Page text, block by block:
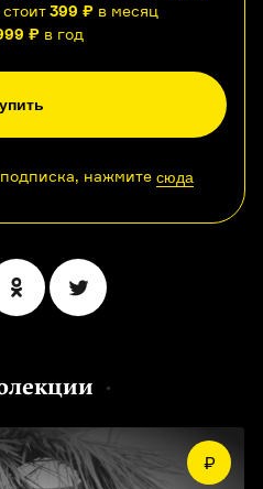
399 ₽ в месяц
₽в год
нажмите сюда